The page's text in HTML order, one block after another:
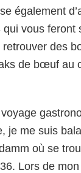
également
vous feront
des
de bœuf au
je me suis
où se
Lors de mon